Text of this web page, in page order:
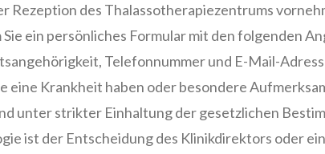
Rezeption des Thalassotherapiezentrums
ein persönliches Formular mit den folgenden
Telefonnummer und E-Mail-
eine Krankheit haben oder besondere
unter strikter Einhaltung der gesetzlichen
ist der Entscheidung des Klinikdirektors oder